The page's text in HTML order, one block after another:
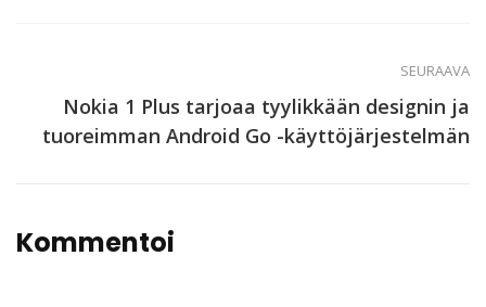
SEURAAVA
Nokia 1 Plus tarjoaa tyylikkään designin ja
tuoreimman Android Go -käyttöjärjestelmän
Kommentoi